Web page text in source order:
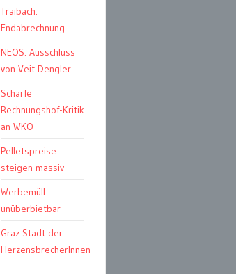
Traibach:
Endabrechnung
NEOS: Ausschluss
von Veit Dengler
Scharfe
Rechnungshof-Kritik
an WKO
Pelletspreise
steigen massiv
Werbemüll:
unüberbietbar
Graz Stadt der
HerzensbrecherInnen